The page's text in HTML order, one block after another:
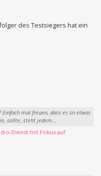
des Testsiegers hat ein
mal freuen, dass es so etwas
sollte, steht jedem...
Dienst mit Fokus auf